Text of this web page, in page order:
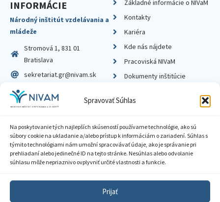
Spravovať Súhlas
Na poskytovanie tých najlepších skúseností používame technológie, ako sú
súbory cookie na ukladanie a/alebo prístup k informáciám o zariadení. Súhlas s
týmito technológiami nám umožní spracovávať údaje, ako je správanie pri
prehliadaní alebo jedinečné ID na tejto stránke. Nesúhlas alebo odvolanie
súhlasu môže nepriaznivo ovplyvniť určité vlastnosti a funkcie.
Prijať
INFORMÁCIE
Národný inštitút vzdelávania a
mládeže
Stromová 1, 831 01
Bratislava
sekretariat.gr@nivam.sk
IČO: 00164348
DIČ: 2020798714
Základné informácie o NIVaM
Kontakty
Kariéra
Kde nás nájdete
Pracoviská NIVaM
Dokumenty inštitúcie
Zásady ochrany súkromia
Sprístupnenie informácií